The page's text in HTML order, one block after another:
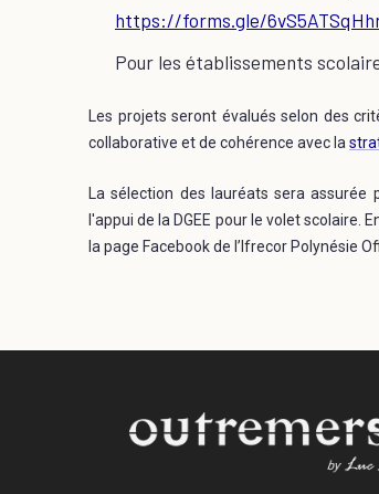
https://forms.gle/
Pour les établissements
Les projets seront évalués selon des
collaborative et de cohérence avec la
La sélection des lauréats sera assurée
l'appui de la DGEE pour le volet scolaire.
la page Facebook de l’Ifrecor Polynésie